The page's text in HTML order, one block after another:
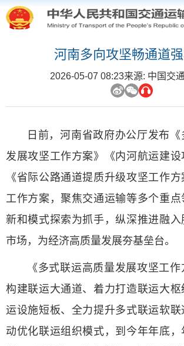
河南多向攻坚畅通道
2026-05-07 08:23来源: 中国交
日前，河南省政府办公厅发布
发展攻坚工作方案》《内河航运建设
《省际公路通道提质升级攻坚工作
工作方案，聚焦交通运输等多个重点
新和模式探索为抓手，纵深推进融
市场，为经济高质量发展夯基垒台。
《多式联运高质量发展攻坚工
构建联运大通道、着力打造联运大
运设施短板、全力提升多式联运软
动优化联运组织模式，到今年年底